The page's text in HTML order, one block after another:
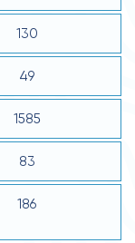
130
49
1585
83
186